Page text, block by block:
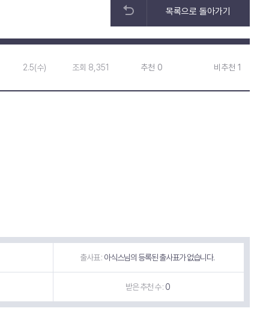
목록으로 돌아가기
2.5(수) 조회 8,351 추천 0 비추천 1
출사표 : 아식스님의 등록된 출사표가 없습니다.
받은 추천 수 : 0